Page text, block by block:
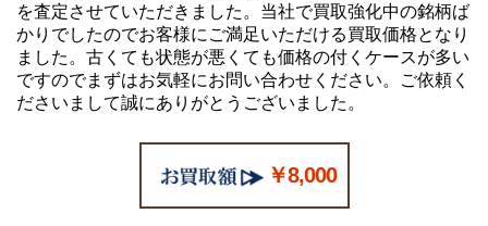
を査定させていただきました。当社で買取強化中の銘柄ば
かりでしたのでお客様にご満足いただける買取価格となり
ました。古くても状態が悪くても価格の付くケースが多い
ですのでまずはお気軽にお問い合わせください。ご依頼く
ださいまして誠にありがとうございました。
￥8,000